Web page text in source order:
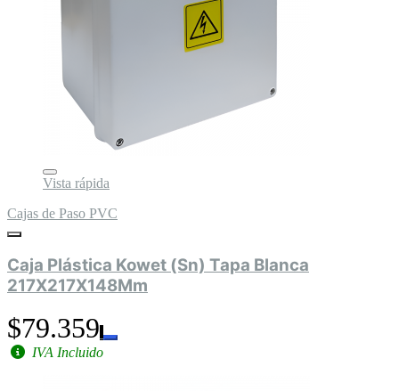
Vista rápida
Cajas de Paso PVC
Caja Plástica Kowet (Sn) Tapa Blanca
217X217X148Mm
$79.359
IVA Incluido